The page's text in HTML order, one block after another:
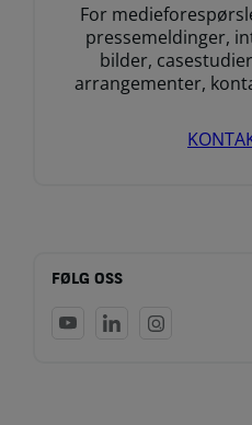
For
pressemeldinger,
bilder,
arrangementer,
FØLG OSS